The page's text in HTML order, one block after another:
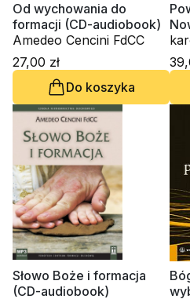
Od wychowania do
formacji (CD-audiobook)
Amedeo Cencini FdCC
27,00 zł
Do koszyka
Słowo Boże i formacja
(CD-audiobook)